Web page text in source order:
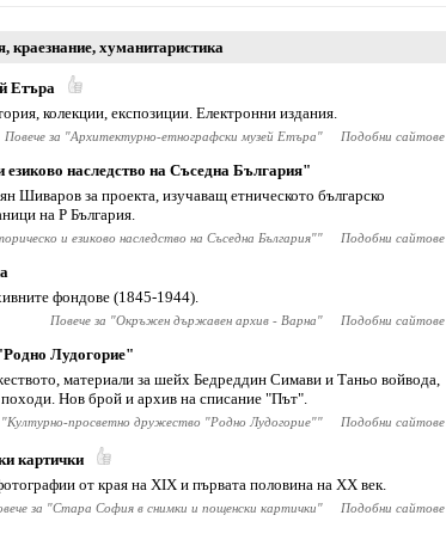
, краезнание, хуманитаристика
Етъра
колекции, експозиции. Електронни издания.
Повече за "Архитектурно-етнографски музей Етъра" Подобни сайтове
наследство на Съседна България"
Шиваров за проекта, изучаващ етническото българско
на Р България.
и езиково наследство на Съседна България"" Подобни сайтове
фондове (1845-1944).
Повече за "Окръжен държавен архив - Варна" Подобни сайтове
Лудогорие"
материали за шейх Бедреддин Симави и Таньо войвода,
походи. Нов брой и архив на списание "Път".
"Културно-просветно дружество "Родно Лудогорие"" Подобни сайтове
картички
от края на XIX и първата половина на XX век.
за "Стара София в снимки и пощенски картички" Подобни сайтове